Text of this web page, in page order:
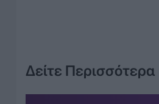
Δείτε Περισσότερα